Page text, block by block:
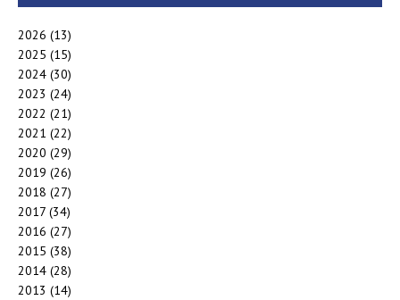
2026 (13)
2025 (15)
2024 (30)
2023 (24)
2022 (21)
2021 (22)
2020 (29)
2019 (26)
2018 (27)
2017 (34)
2016 (27)
2015 (38)
2014 (28)
2013 (14)